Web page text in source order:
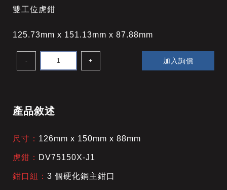
雙工位虎鉗
125.73mm x 151.13mm x 87.88mm
- + 加入詢價
產品敘述
尺寸： 126mm x 150mm x 88mm
虎鉗： DV75150X-J1
鉗口組：3 個硬化鋼主鉗口